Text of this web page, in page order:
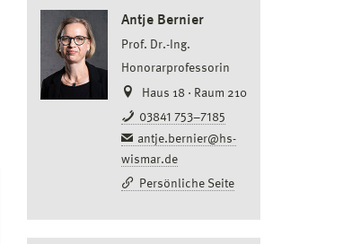
Antje Bernier
Prof. Dr.-Ing.
Honorarprofessorin
Haus 18 · Raum 210
03841 753–7185
antje.bernier@hs-
wismar.de
Persönliche Seite